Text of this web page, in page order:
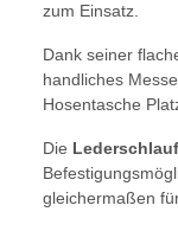
zum Einsatz.
Dank seiner
handliches
Hosentasche
Die
gleichermaßen